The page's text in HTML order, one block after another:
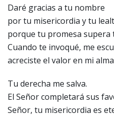
Daré gracias a tu nombre
por tu misericordia y tu
porque tu promesa supera
Cuando te invoqué, me
acreciste el valor en mi
Tu derecha me salva.
El Señor completará sus
Señor, tu misericordia es